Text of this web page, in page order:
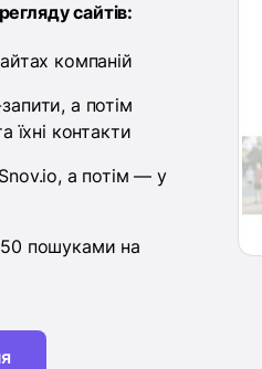
сайтів:
компаній
а потім
їхні контакти
а потім — у
50 пошуками на